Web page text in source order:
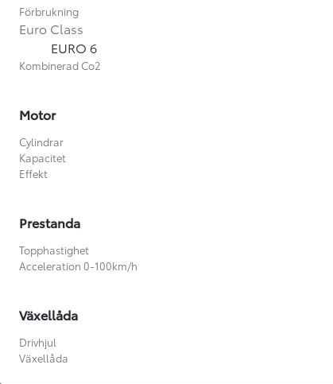
Från 599 900 kr
HYBRID
Förbrukning
Euro Class
EURO 6
Kombinerad Co2
Motor
Cylindrar
Kapacitet
Effekt
Prestanda
Topphastighet
Acceleration 0-100km/h
Växellåda
Drivhjul
Växellåda